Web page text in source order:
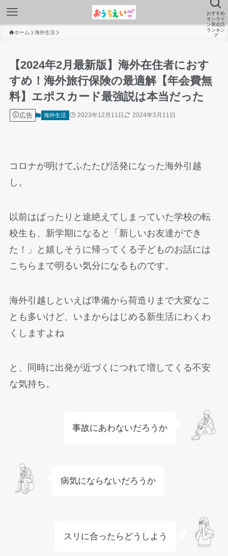
おすすめ
オンライ
ン英会話
ランキン
グ
ホーム 海外生活
【2024年2月最新版】海外在住者におす
すめ！海外旅行保険の最適解【年会費無
料】エポスカード最強説は本当だった
広告 海外生活 2023年12月11日 2024年3月11日
コロナが明けてふたたび活発になった海外引越
し。
以前はぱったりと途絶えてしまっていた学校の転
校生も、新学期になると「新しいお友達ができ
た！」と嬉しそうに帰ってくる子どものお話には
こちらまで明るい気分になるものです。
海外引越しといえば準備から荷造りまで大変なこ
とも多いけど、いまからはじめる新生活にわくわ
くしますよね
と、同時に出発が近づくにつれて増してくる不安
な気持ち。
事故にあわないだろうか
病気にならないだろうか
スリに合ったらどうしよう